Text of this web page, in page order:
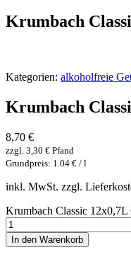
Krumbach
Kategorien: alkoholfreie
Krumbach
8,70 €
zzgl. 3,30 € Pfand
Grundpreis: 1.04 € / l
inkl. MwSt. zzgl.
Krumbach Classic 12x0,7L
In den Warenkorb